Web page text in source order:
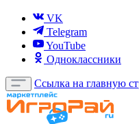
VK
Telegram
YouTube
Одноклассники
Ссылка на главную